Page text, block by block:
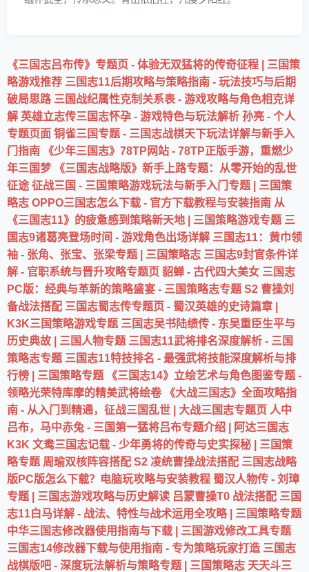
《三国志吕布传》专题页 - 体验无双猛将的传奇征程 | 三国策
略游戏推荐 三国志11后期攻略与策略指南 - 玩法技巧与后期
破局思路 三国战纪属性克制关系表 - 游戏攻略与角色相克详
解 英雄立志传三国志怀孕 - 游戏特色与玩法解析 孙亮 - 个人
专题页面 铜雀三国专题 - 三国志战棋天下玩法详解与新手入
门指南
《少年三国志》78TP网站 - 78TP正版手游，重燃少
年三国梦
《三国志战略版》新手上路专题：从零开始的乱世
征途 征战三国 - 三国策略游戏玩法与新手入门专题 | 三国策
略志 OPPO三国志怎么下载 - 官方下载教程与安装指南 从
《三国志11》的疲惫感到策略新天地 | 三国策略游戏专题 三
国志9诸葛亮登场时间 - 游戏角色出场详解 三国志11：黄巾领
袖 - 张角、张宝、张梁专题 | 三国策略志 三国志9封官条件详
解 - 官职系统与晋升攻略专题页 貂蝉 - 古代四大美女 三国志
PC版：经典与革新的策略盛宴 - 三国策略志专题 S2 曹操刘
备战法搭配 三国志蜀志传专题页 - 蜀汉英雄的史诗篇章 |
K3K三国策略游戏专题 三国志吴书陆绩传 - 东吴重臣生平与
历史典故 | 三国人物专题 三国志11武将排名深度解析 - 三国
策略志专题 三国志11特技排名 - 最强武将技能深度解析与排
行榜 | 三国策略专题
《三国志14》立绘艺术与角色图鉴专题 -
领略光荣特库摩的精美武将绘卷
《大战三国志》全面攻略指
南 - 从入门到精通，征战三国乱世 | 大战三国志专题页 人中
吕布，马中赤兔 - 三国第一猛将吕布专题介绍 | 阿达三国志
K3K 文鸯三国志记载 - 少年勇将的传奇与史实探秘 | 三国策
略专题 周瑜双核阵容搭配 S2 凌统曹操战法搭配 三国志战略
版PC版怎么下载？电脑玩攻略与安装教程 蜀汉人物传 - 刘璋
专题 | 三国志游戏攻略与历史解读 吕蒙曹操T0 战法搭配 三国
志11白马详解 - 战法、特性与战术运用全攻略 | 三国策略专题
中华三国志修改器使用指南与下载 | 三国游戏修改工具专题
三国志14修改器下载与使用指南 - 专为策略玩家打造 三国志
战棋版吧 - 深度玩法解析与策略专题 | 三国策略志 天天斗三